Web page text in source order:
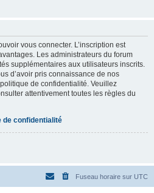
vous connecter. L’inscription est
Les administrateurs du forum
supplémentaires aux utilisateurs inscrits.
d’avoir pris connaissance de nos
de confidentialité. Veuillez
attentivement toutes les règles du
de confidentialité
Fuseau horaire sur UTC